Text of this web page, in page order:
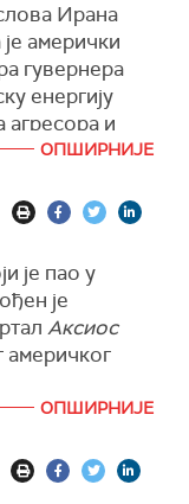
Ирана
амерички
гувернера
енергију
агресора и
и они
и
био
и
ОПШИРНИЈЕ
је пао у
је
Аксиос
америчког
био
ОПШИРНИЈЕ